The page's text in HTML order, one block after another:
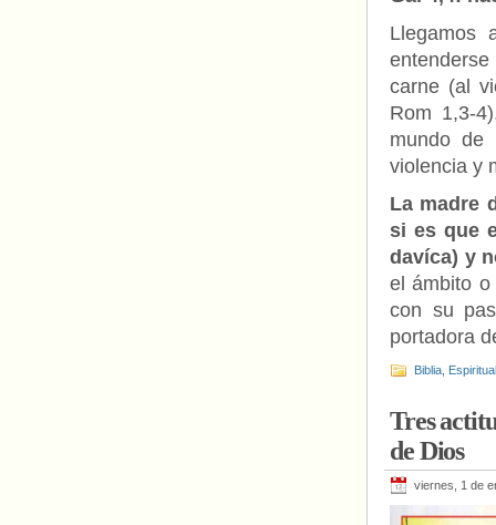
carne (al
Rom 1,3-
mundo de
violencia y
La madre
si es que
davíca) y
el ámbito
con su
portadora
Biblia
Tres
de Dios
viernes, 1 de